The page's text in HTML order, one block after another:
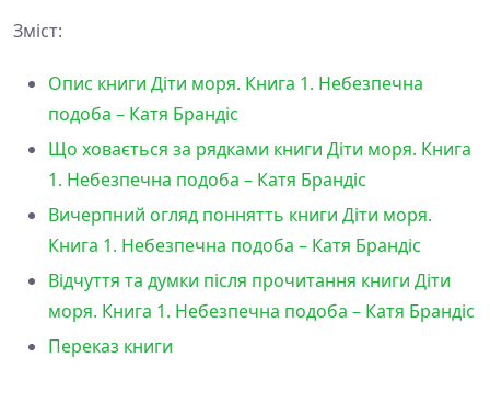
Зміст:
Опис книги Діти моря. Книга 1. Небезпечна
подоба – Катя Брандіс
Що ховається за рядками книги Діти моря. Книга
1. Небезпечна подоба – Катя Брандіс
Вичерпний огляд поннятть книги Діти моря.
Книга 1. Небезпечна подоба – Катя Брандіс
Відчуття та думки після прочитання книги Діти
моря. Книга 1. Небезпечна подоба – Катя Брандіс
Переказ книги